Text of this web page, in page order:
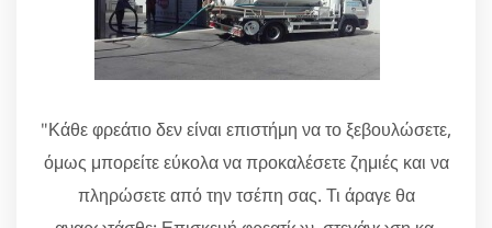
"Κάθε φρεάτιο δεν είναι επιστήμη να το ξεβουλώσετε,
όμως μπορείτε εύκολα να προκαλέσετε ζημιές και να
πληρώσετε από την τσέπη σας. Τι άραγε θα